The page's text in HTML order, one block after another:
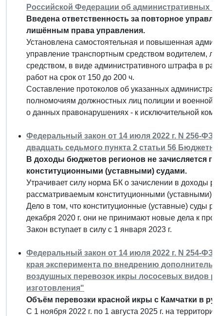
Российской Федерации об административных
Введена ответственность за повторное
лишённым права управления.
Установлена самостоятельная и повышенная
управление транспортным средством водителем,
средством, в виде административного штрафа в
работ на срок от 150 до 200 ч.
Составление протоколов об указанных
полномочиям должностных лиц полиции и военной
о данных правонарушениях - к исключительной
Федеральный закон от 14 июля 2022 г. N 256-
двадцать седьмого пункта 2 статьи 56
В доходы бюджетов регионов не зачисляется
конституционными (уставными) судами.
Утрачивает силу норма БК о зачислении в доходы
рассматриваемым конституционными (уставными)
Дело в том, что конституционные (уставные) суды
декабря 2020 г. они не принимают новые дела к
Закон вступает в силу с 1 января 2023 г.
Федеральный закон от 14 июля 2022 г. N 254-
края эксперимента по внедрению
воздушных перевозок икры лососевых видов
изготовления"
Объём перевозки красной икры с Камчатки в
С 1 ноября 2022 г. по 1 августа 2025 г. на